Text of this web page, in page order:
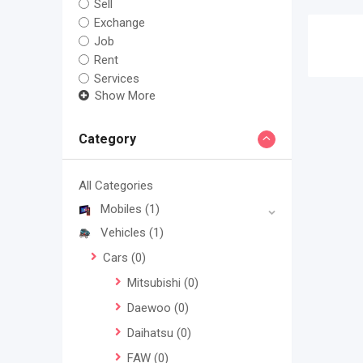
Sell
Exchange
Job
Rent
Services
Show More
Category
All Categories
Mobiles (1)
Vehicles (1)
Cars (0)
Mitsubishi (0)
Daewoo (0)
Daihatsu (0)
FAW (0)